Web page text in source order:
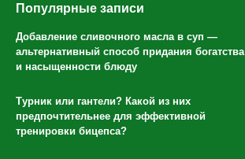
Популярные записи
Добавление сливочного масла в суп —
альтернативный способ придания богатства
и насыщенности блюду
Турник или гантели? Какой из них
предпочтительнее для эффективной
тренировки бицепса?